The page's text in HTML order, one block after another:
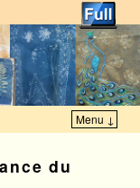
Menu ↓
du